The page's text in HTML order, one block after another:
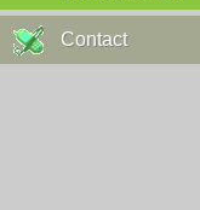
Contact